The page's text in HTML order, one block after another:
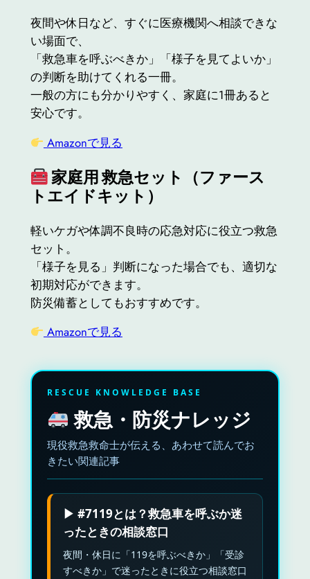
夜間や休日など、すぐに医療機関へ相談できな
い場面で、
「救急車を呼ぶべきか」「様子を見てよいか」
の判断を助けてくれる一冊。
一般の方にも分かりやすく、家庭に1冊あると
安心です。
Amazonで見る
家庭用 救急セット（ファース
トエイドキット）
軽いケガや体調不良時の応急対応に役立つ救急
セット。
「様子を見る」判断になった場合でも、適切な
初期対応ができます。
防災備蓄としてもおすすめです。
Amazonで見る
RESCUE KNOWLEDGE BASE
救急・防災ナレッジ
現役救急救命士が伝える、あわせて読んでお
きたい関連記事
▶ #7119とは？救急車を呼ぶか迷
ったときの相談窓口
夜間・休日に「119を呼ぶべきか」「受診
すべきか」で迷ったときに役立つ相談窓口